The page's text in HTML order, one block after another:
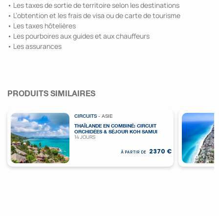
• Les taxes de sortie de territoire selon les destinations
• L’obtention et les frais de visa ou de carte de tourisme
• Les taxes hôtelières
• Les pourboires aux guides et aux chauffeurs
• Les assurances
PRODUITS SIMILAIRES
CIRCUITS - ASIE
THAÏLANDE EN COMBINÉ: CIRCUIT
ORCHIDÉES & SÉJOUR KOH SAMUI
14 JOURS
À PARTIR DE 2370 €